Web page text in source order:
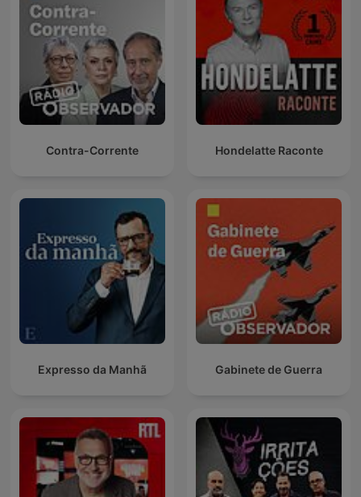
Contra-Corrente Hondelatte Raconte
Expresso da Manhã Gabinete de Guerra